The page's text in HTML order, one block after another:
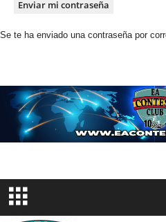
Se te ha enviado una contraseña por